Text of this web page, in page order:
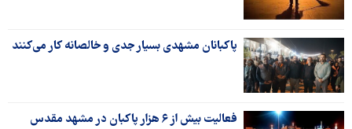
پاکبانان‌ مشهدی بسیار جدی و خالصانه کار می‌کنند
فعالیت بیش از ۶ هزار پاکبان در مشهد مقدس